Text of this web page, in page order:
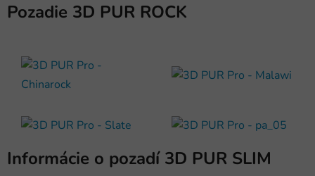
Pozadie 3D PUR ROCK
Informácie o pozadí 3D PUR SLIM